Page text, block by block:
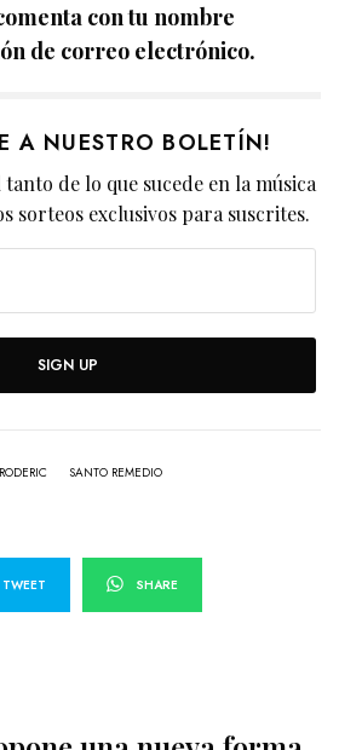
con tu nombre
de correo electrónico.
A NUESTRO BOLETÍN!
de lo que sucede en la música
sorteos exclusivos para suscrites.
SIGN UP
RODERIC SANTO REMEDIO
TWEET SHARE